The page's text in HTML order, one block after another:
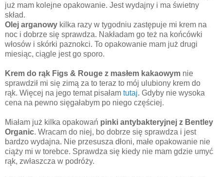
już mam kolejne opakowanie. Jest wydajny i ma świetny
skład.
Olej arganowy kilka razy w tygodniu zastępuje mi krem na
noc i dobrze się sprawdza. Nakładam go też na końcówki
włosów i skórki paznokci. To opakowanie mam już drugi
miesiąc, ciągle jest go sporo.
Krem do rąk Figs & Rouge z masłem kakaowym nie
sprawdził mi się zimą za to teraz to mój ulubiony krem do
rąk. Więcej na jego temat pisałam tutaj. Gdyby nie wysoka
cena na pewno sięgałabym po niego częściej.
Miałam już kilka opakowań pinki antybakteryjnej z Bentley
Organic. Wracam do niej, bo dobrze się sprawdza i jest
bardzo wydajna. Nie przesusza dłoni, małe opakowanie nie
ciąży mi w torebce. Sprawdza się kiedy nie mam gdzie umyć
rąk, zwłaszcza w podróży.